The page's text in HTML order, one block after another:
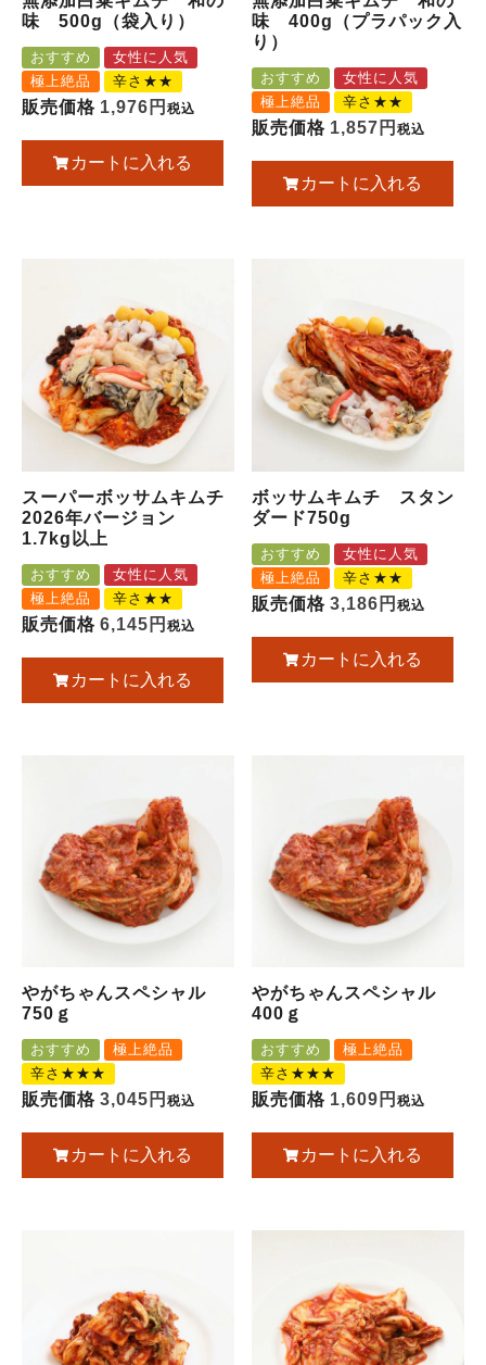
味 500g（袋入り）
おすすめ
女性に人気
極上絶品
辛さ★★
販売価格 1,976 税込
カートに入れる
味 400g（プラパック入
り）
おすすめ
女性に人気
極上絶品
辛さ★★
販売価格 1,857 税込
カートに入れる
スーパーボッサムキムチ
2026年バージョン
1.7kg以上
おすすめ
女性に人気
極上絶品
辛さ★★
販売価格 6,145 税込
カートに入れる
ボッサムキムチ スタン
ダード750g
おすすめ
女性に人気
極上絶品
辛さ★★
販売価格 3,186 税込
カートに入れる
やがちゃんスペシャル
750ｇ
おすすめ
極上絶品
辛さ★★★
販売価格 3,045 税込
カートに入れる
やがちゃんスペシャル
400ｇ
おすすめ
極上絶品
辛さ★★★
販売価格 1,609 税込
カートに入れる